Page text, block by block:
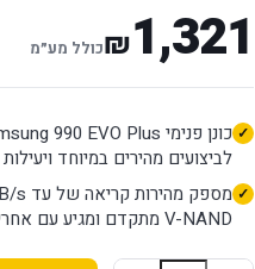
1,321
₪כולל מע״מ
לביצועים מהירים במיוחד
V-NAND מתקדם ומגיע עם אחריות של 5 שנים.